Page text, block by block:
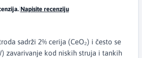
|Napisite recenziju
sadrži 2% cerija (CeO₂) i često se
zavarivanje kod niskih struja i tankih